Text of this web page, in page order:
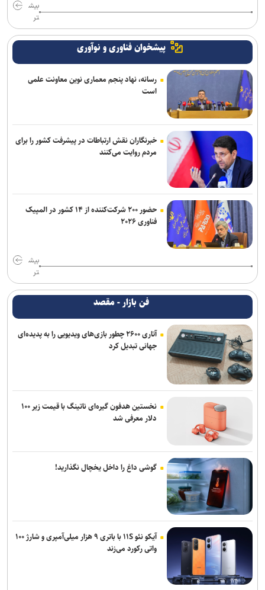
بیش
تر
پیشخوان فناوری و نوآوری
رسانه، نهاد پنجم معماری نوین معاونت علمی
است
خبرنگاران نقش ارتباطات در پیشرفت کشور را برای
مردم روایت می‌کنند
حضور ۲۰۰ شرکت‌کننده از ۱۴ کشور در المپیک
فناوری ۲۰۲۶
بیش
تر
فن بازار - مقصد
آتاری ۲۶۰۰ چطور بازی‌های ویدیویی را به پدیده‌ای
جهانی تبدیل کرد
نخستین هدفون گیره‌ای ناتینگ با قیمت زیر ۱۰۰
دلار معرفی شد
گوشی داغ را داخل یخچال نگذارید!
آیکو نئو ۱۱S با باتری ۹ هزار میلی‌آمپری و شارژ ۱۰۰
واتی رکورد می‌زند